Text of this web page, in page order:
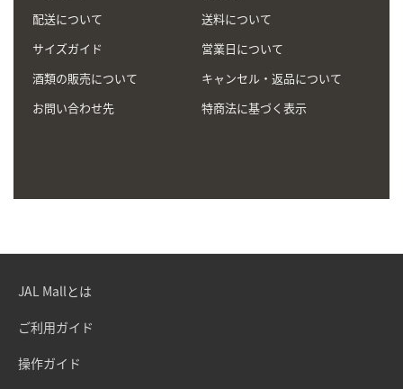
配送について
送料について
サイズガイド
営業日について
酒類の販売について
キャンセル・返品について
お問い合わせ先
特商法に基づく表示
JAL Mallとは
ご利用ガイド
操作ガイド